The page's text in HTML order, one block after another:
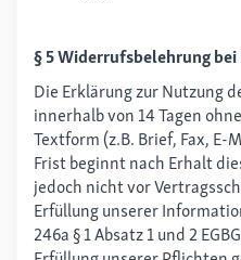
§ 5 Widerrufsbelehrung
Die Erklärung zur Nutzung
innerhalb von 14 Tagen
Textform (z.B. Brief, Fax,
Frist beginnt nach Erhalt
jedoch nicht vor
Erfüllung unserer
246a § 1 Absatz 1 und 2